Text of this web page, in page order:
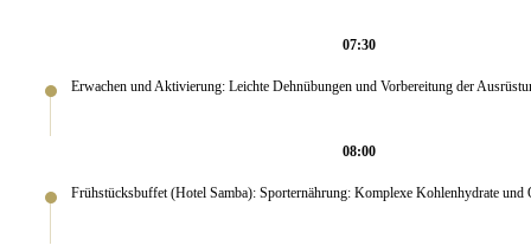
07:30
Erwachen und Aktivierung: Leichte Dehnübungen und Vorbereitung der
08:00
Frühstücksbuffet (Hotel Samba): Sporternährung: Komplexe Kohlenhydrate und